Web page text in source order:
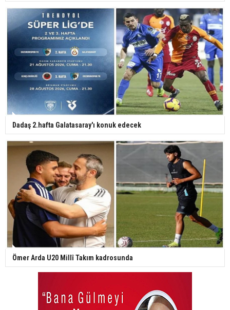
Dadaş 2.hafta Galatasaray'ı konuk edecek
Ömer Arda U20 Millî Takım kadrosunda